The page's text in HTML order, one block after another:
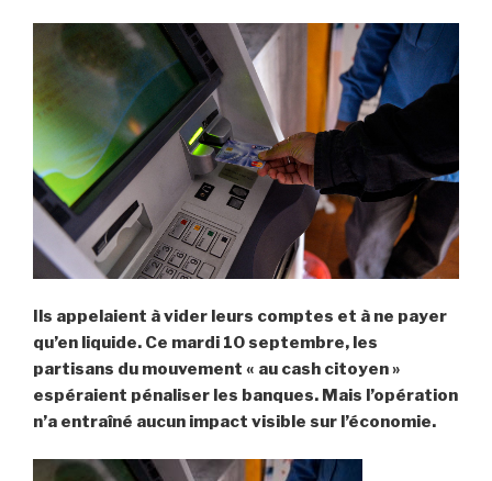
Ils appelaient à vider leurs comptes et à ne payer
qu’en liquide. Ce mardi 10 septembre, les
partisans du mouvement « au cash citoyen »
espéraient pénaliser les banques. Mais l’opération
n’a entraîné aucun impact visible sur l’économie.